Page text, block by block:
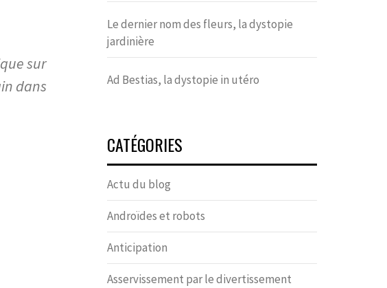
sur
dans
Le dernier nom des fleurs, la dystopie
jardinière
Ad Bestias, la dystopie in utéro
CATÉGORIES
Actu du blog
Androïdes et robots
Anticipation
Asservissement par le divertissement